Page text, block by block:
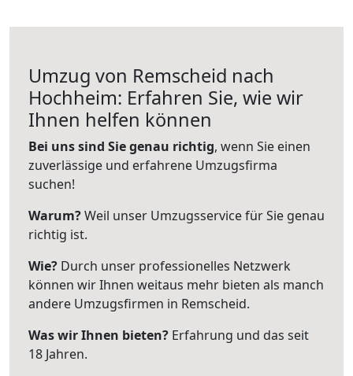
Umzug von Remscheid nach
Hochheim: Erfahren Sie, wie wir
Ihnen helfen können
Bei uns sind Sie genau richtig, wenn Sie einen
zuverlässige und erfahrene Umzugsfirma
suchen!
Warum?Weil unser Umzugsservice für Sie genau
richtig ist.
Wie? Durch unser professionelles Netzwerk
können wir Ihnen weitaus mehr bieten als manch
andere Umzugsfirmen in Remscheid.
Was wir Ihnen bieten? Erfahrung und das seit
18 Jahren.